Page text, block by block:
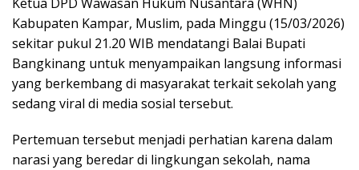
p k
Kabupaten Kampar, Muslim, pada Minggu (15/03/2026)
sekitar pukul 21.20 WIB mendatangi Balai Bupati
Bangkinang untuk menyampaikan langsung informasi
yang berkembang di masyarakat terkait sekolah yang
sedang viral di media sosial tersebut.
Pertemuan tersebut menjadi perhatian karena dalam
narasi yang beredar di lingkungan sekolah, nama